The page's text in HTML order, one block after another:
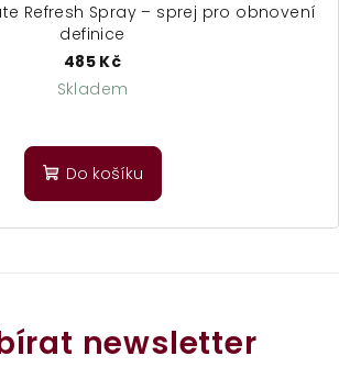
Refresh Spray – sprej pro obnovení
definice
485 Kč
Skladem
hodnocení
produktu
z
Do košíku
newsletter